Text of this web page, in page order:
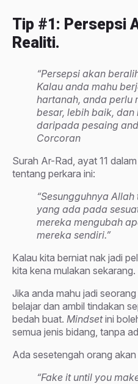
Tip #1: Persepsi
Realiti.
“Persepsi akan
Kalau anda mahu
hartanah, anda perlu
besar, lebih baik,
daripada pesaing
Corcoran
Surah Ar-Rad, ayat 11
tentang perkara ini:
“Sesungguhnya
yang ada pada
mereka mengubah
mereka sendiri.”
Kalau kita berniat nak jadi
kita kena mulakan sekarang.
Jika anda mahu jadi
belajar dan ambil tindakan
bedah buat. Mindsetini
semua jenis bidang, tanpa
Ada sesetengah orang akan
“Fake it until you